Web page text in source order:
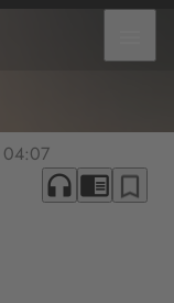
04:07
headphones chrome_reader_mode bookmark_border